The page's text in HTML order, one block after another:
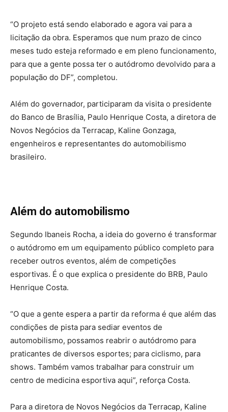
“O projeto está sendo elaborado e agora vai para a
licitação da obra. Esperamos que num prazo de cinco
meses tudo esteja reformado e em pleno funcionamento,
para que a gente possa ter o autódromo devolvido para a
população do DF”, completou.
Além do governador, participaram da visita o presidente
do Banco de Brasília, Paulo Henrique Costa, a diretora de
Novos Negócios da Terracap, Kaline Gonzaga,
engenheiros e representantes do automobilismo
brasileiro.
Além do automobilismo
Segundo Ibaneis Rocha, a ideia do governo é transformar
o autódromo em um equipamento público completo para
receber outros eventos, além de competições
esportivas. É o que explica o presidente do BRB, Paulo
Henrique Costa.
“O que a gente espera a partir da reforma é que além das
condições de pista para sediar eventos de
automobilismo, possamos reabrir o autódromo para
praticantes de diversos esportes; para ciclismo, para
shows. Também vamos trabalhar para construir um
centro de medicina esportiva aqui”, reforça Costa.
Para a diretora de Novos Negócios da Terracap, Kaline